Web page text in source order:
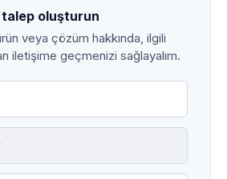
oluşturun
veya çözüm hakkında, ilgili
iletişime geçmenizi sağlayalım.